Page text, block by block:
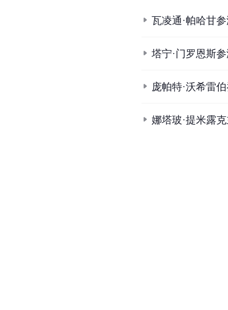
瓦凌通·帕哈甘
塔宁·门罗恩斯
庞帕特·沃希雷
娜塔玻·提米露